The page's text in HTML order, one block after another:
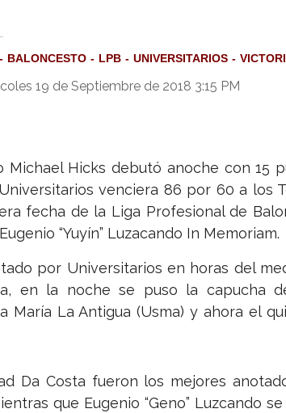
BALONCESTO LPB UNIVERSITARIOS
19 de Septiembre de 2018 3:15 PM
Michael Hicks debutó anoche con 15
venciera 86 por 60 a los
fecha de la Liga Profesional de
“Yuyín” Luzacando In Memoriam.
por Universitarios en horas del
en la noche se puso la capucha
María La Antigua (Usma) y ahora el
Da Costa fueron los mejores
que Eugenio “Geno” Luzcando